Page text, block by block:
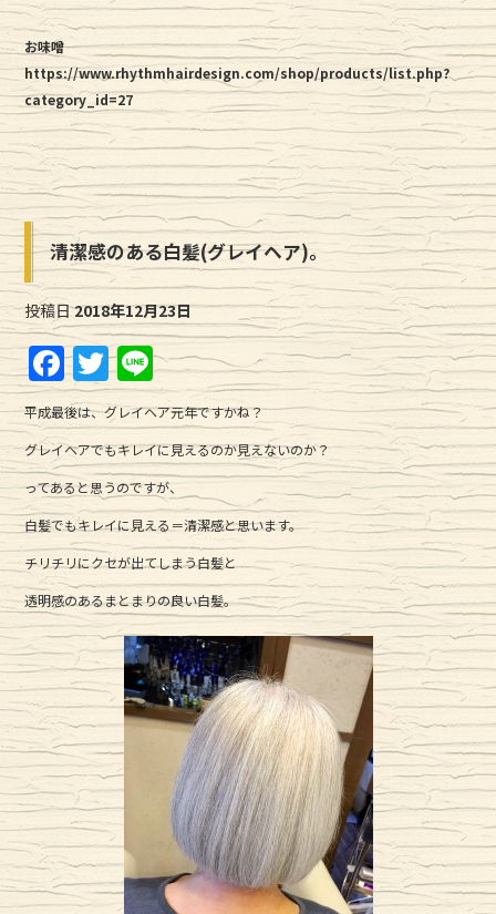
お味噌
https://www.rhythmhairdesign.com/shop/products/list.php?
category_id=27
清潔感のある白髪(グレイヘア)。
投稿日2018年12月23日
F
a
c
e
b
o
o
k
T
w
it
te
r
Li
n
e
平成最後は、グレイヘア元年ですかね？
グレイヘアでもキレイに見えるのか見えないのか？
ってあると思うのですが、
白髪でもキレイに見える＝清潔感と思います。
チリチリにクセが出てしまう白髪と
透明感のあるまとまりの良い白髪。